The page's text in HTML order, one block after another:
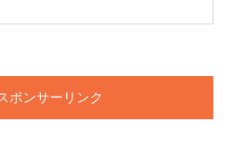
ポンサーリンク